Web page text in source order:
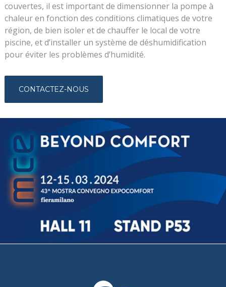
couvertes, il est important de dimensionner la pompe à
chaleur en fonction des conditions climatiques de votre
région, de bien isoler et de chauffer le local de votre
piscine, et d’installer un système de déshumidification
pour éviter les problèmes d’humidité.
CONTACTEZ-NOUS
février 19, 2024
RENDEZ-VOUS AU MCE FIERA
MILANO – ITALIE